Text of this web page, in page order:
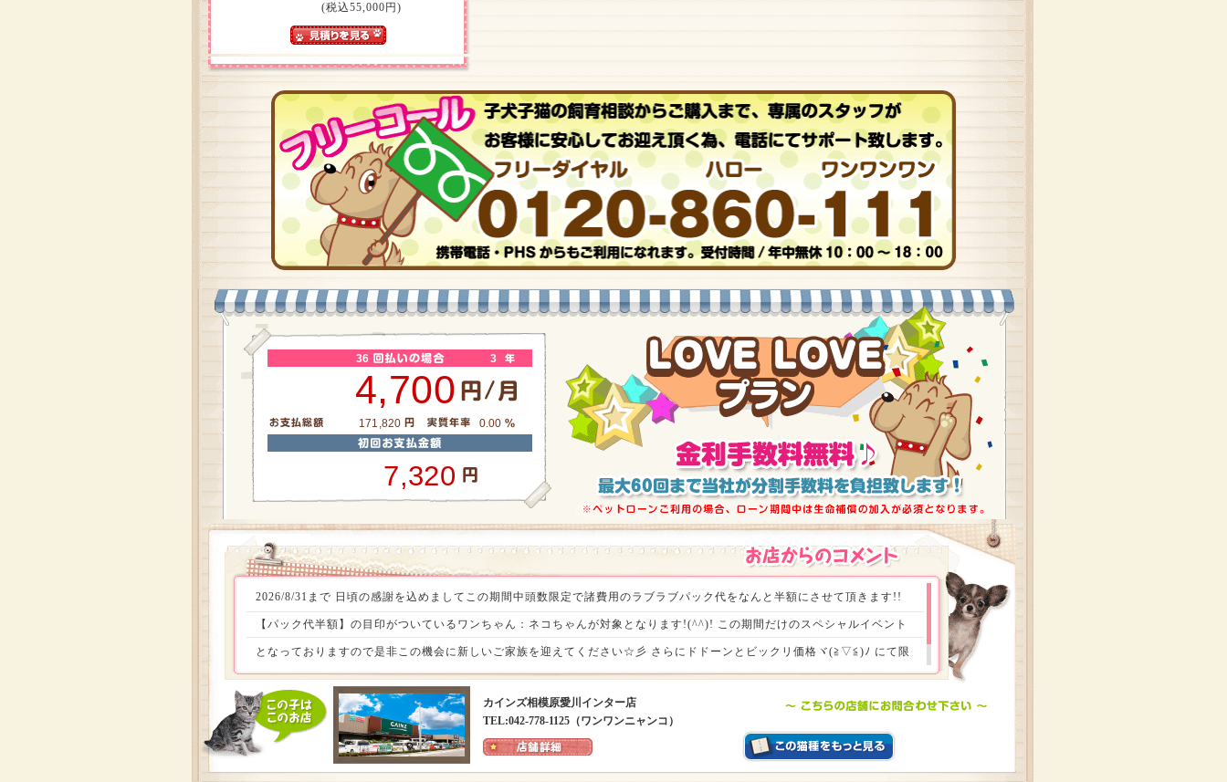
(税込55,000円)
36 3
4,700
171,820 0.00
7,320
2026/8/31まで 日頃の感謝を込めましてこの期間中頭数限定で諸費用のラブラブパック代をなんと半額にさせて頂きます!!
【パック代半額】の目印がついているワンちゃん：ネコちゃんが対象となります!(^^)! この期間だけのスペシャルイベント
となっておりますので是非この機会に新しいご家族を迎えてください☆彡 さらにドドーンとビックリ価格ヾ(≧▽≦)ﾉ にて限
定頭数お迎えしやすい価格でお待ちいたしております。（税込55,000円）
カインズ相模原愛川インター店
TEL:042-778-1125（ワンワンニャンコ）